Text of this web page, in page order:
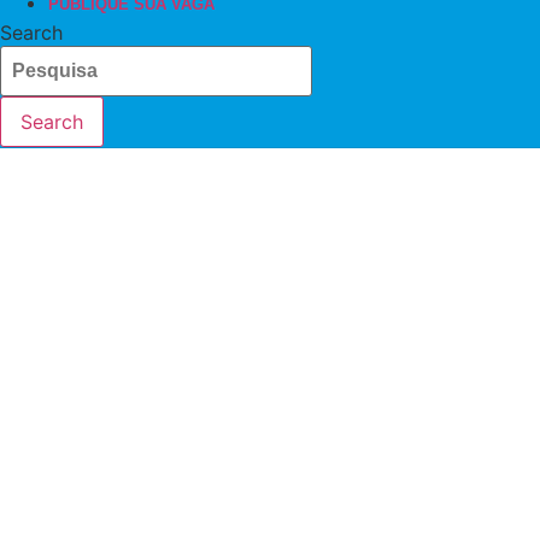
PUBLIQUE SUA VAGA
Search
Search